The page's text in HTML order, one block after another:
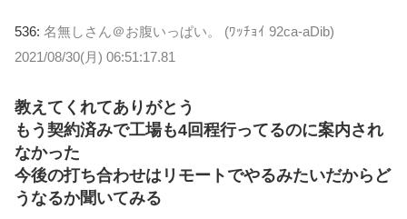
536: 名無しさん＠お腹いっぱい。 (ﾜｯﾁｮｲ 92ca-aDib)
2021/08/30(月) 06:51:17.81
教えてくれてありがとう
もう契約済みで工場も4回程行ってるのに案内され
なかった
今後の打ち合わせはリモートでやるみたいだからど
うなるか聞いてみる